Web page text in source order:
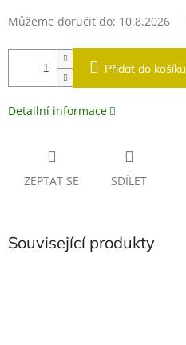
Můžeme doručit do: 10.8.2026
Přidat do košíku
Detailní informace
ZEPTAT SE SDÍLET
Související produkty